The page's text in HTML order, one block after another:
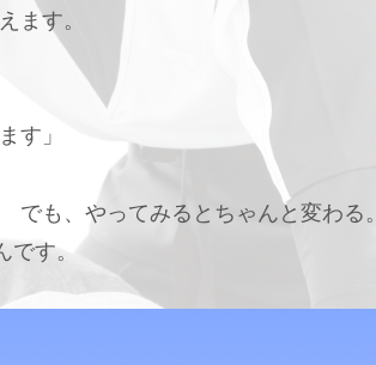
ます。
す」
も、やってみるとちゃんと変わる。
す。